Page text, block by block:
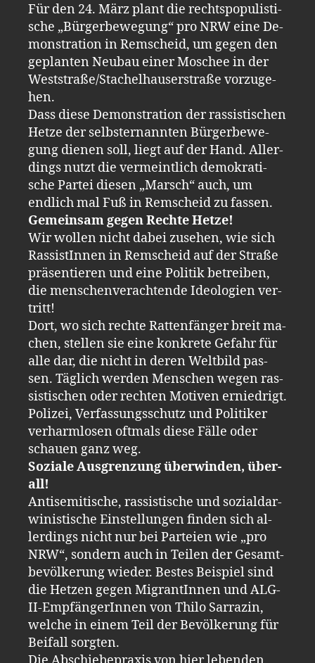
Für den 24. März plant die rechts­po­pu­lis­ti­
sche „Bür­ger­be­we­gung“ pro NRW eine De­
mons­tra­ti­on in Rem­scheid, um gegen den
ge­plan­ten Neu­bau einer Mo­schee in der
West­stra­ße/Sta­chel­hau­ser­stra­ße vor­zu­ge­
hen.
Dass diese De­mons­tra­ti­on der ras­sis­ti­schen
Hetze der selbst­er­nann­ten Bür­ger­be­we­
gung die­nen soll, liegt auf der Hand. Al­ler­
dings nutzt die ver­meint­lich demo­kra­ti­
sche Par­tei die­sen „Marsch“ auch, um
endlich mal Fuß in Rem­scheid zu fas­sen.
Ge­mein­sam gegen Rech­te Hetze!
Wir wol­len nicht dabei zu­se­hen, wie sich
Ras­sis­tIn­nen in Rem­scheid auf der Stra­ße
prä­sen­tie­ren und eine Po­li­tik be­trei­ben,
die menschenver­ach­ten­de Ideo­lo­gi­en ver­
tritt!
Dort, wo sich rech­te Rat­ten­fän­ger breit ma­
chen, stel­len sie eine konkre­te Ge­fahr für
alle dar, die nicht in deren Welt­bild pas­
sen. Täglich wer­den Men­schen wegen ras­
sis­ti­schen oder rech­ten Mo­ti­ven ernied­rigt.
Poli­zei, Ver­fas­sungs­schutz und Po­li­ti­ker
ver­harm­lo­sen oft­mals diese Fälle oder
schau­en ganz weg.
So­zia­le Aus­gren­zung über­win­den, über­
all!
An­ti­se­mi­ti­sche, ras­sis­ti­sche und so­zi­al­dar­
wi­nis­ti­sche Ein­stel­lun­gen fin­den sich al­
ler­dings nicht nur bei Par­tei­en wie „pro
NRW“, son­dern auch in Tei­len der Ge­samt­
be­völ­ke­rung wie­der. Bes­tes Bei­spiel sind
die Het­zen gegen Mi­gran­tIn­nen und ALG-​
II-Empfän­ge­rIn­nen von Thilo Sar­ra­zin,
wel­che in einem Teil der Be­völ­ke­rung für
Bei­fall sorg­ten.